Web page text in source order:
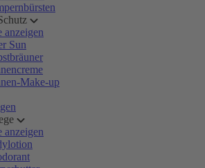
anzeigen
Sun
Make-up
anzeigen